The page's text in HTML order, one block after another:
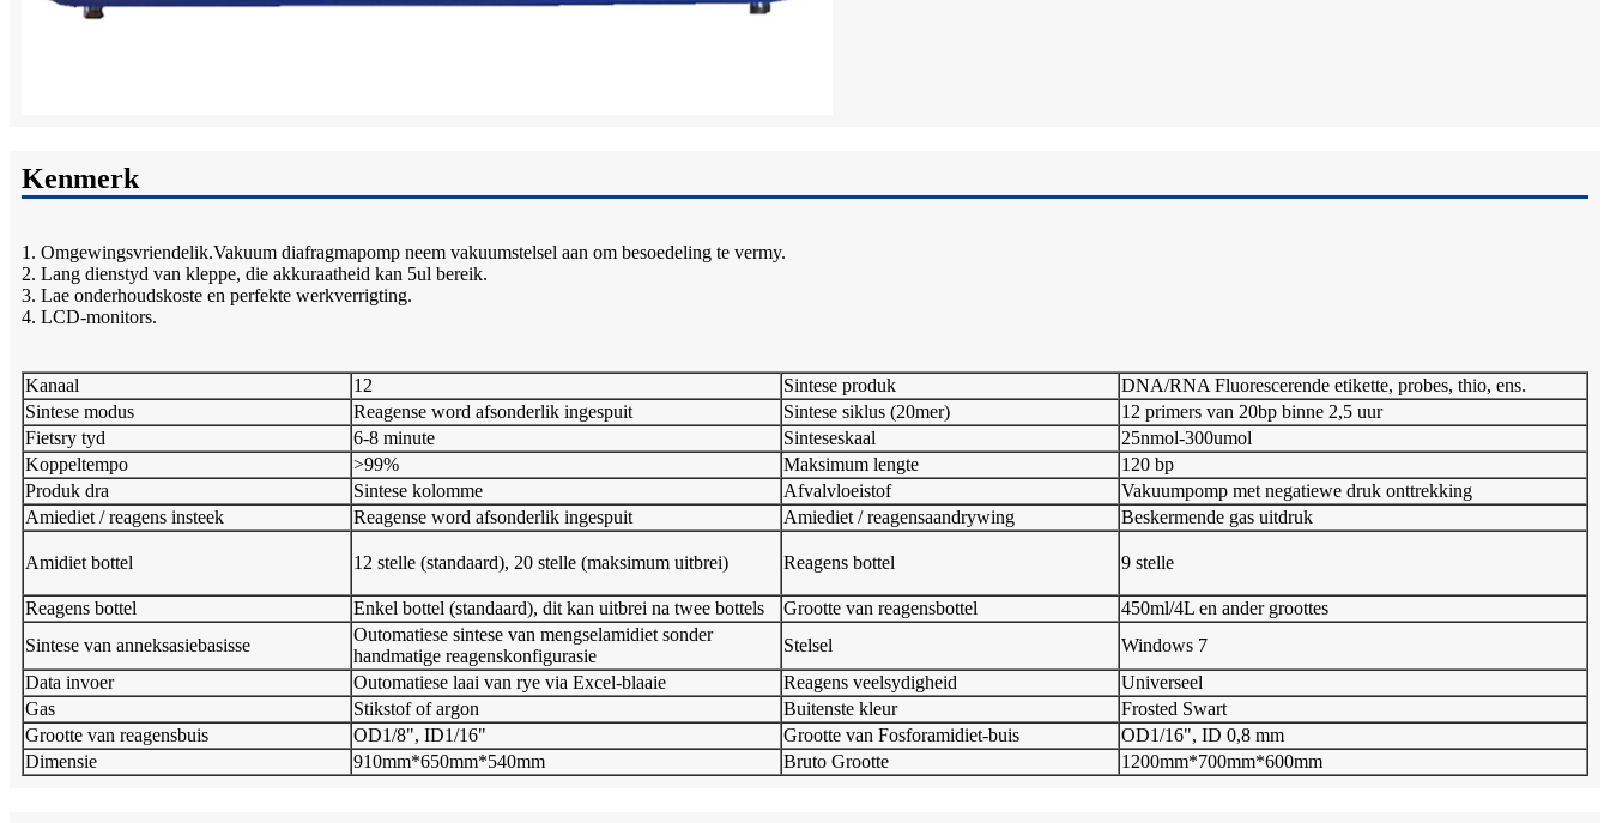
Kenmerk
1. Omgewingsvriendelik.Vakuum diafragmapomp neem vakuumstelsel aan om besoedeling te vermy.
2. Lang dienstyd van kleppe, die akkuraatheid kan 5ul bereik.
3. Lae onderhoudskoste en perfekte werkverrigting.
4. LCD-monitors.
Kanaal 12 Sintese produk
DNA/RNA Fluorescerende etikette, probes, thio, ens.
Sintese modus
Reagense word afsonderlik ingespuit Sintese siklus (20mer)
12 primers van 20bp binne 2,5 uur
Fietsry tyd
6-8 minute Sinteseskaal
25nmol-300umol
Koppeltempo
>99% Maksimum lengte
120 bp
Produk dra
Sintese kolomme Afvalvloeistof
Vakuumpomp met negatiewe druk onttrekking
Amiediet / reagens insteek
Reagense word afsonderlik ingespuit Amiediet / reagensaandrywing Beskermende gas uitdruk
Amidiet bottel 12 stelle (standaard), 20 stelle (maksimum uitbrei) Reagens bottel 9 stelle
Reagens bottel Enkel bottel (standaard), dit kan uitbrei na twee bottels Grootte van reagensbottel
450ml/4L en ander groottes
Sintese van anneksasiebasisse
Outomatiese sintese van mengselamidiet sonder
handmatige reagenskonfigurasie
Stelsel
Windows 7
Data invoer
Outomatiese laai van rye via Excel-blaaie Reagens veelsydigheid
Universeel
Gas
Stikstof of argon Buitenste kleur
Frosted Swart
Grootte van reagensbuis
OD1/8", ID1/16" Grootte van Fosforamidiet-buis
OD1/16", ID 0,8 mm
Dimensie
910mm*650mm*540mm Bruto Grootte 1200mm*700mm*600mm